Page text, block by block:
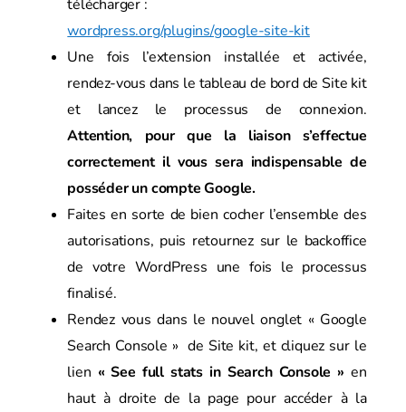
télécharger :
wordpress.org/plugins/google-site-kit
Une fois l’extension installée et activée,
rendez-vous dans le tableau de bord de Site kit
et lancez le processus de connexion.
Attention, pour que la liaison s’effectue
correctement il vous sera indispensable de
posséder un compte Google.
Faites en sorte de bien cocher l’ensemble des
autorisations, puis retournez sur le backoffice
de votre WordPress une fois le processus
finalisé.
Rendez vous dans le nouvel onglet « Google
Search Console » de Site kit, et cliquez sur le
lien « See full stats in Search Console » en
haut à droite de la page pour accéder à la